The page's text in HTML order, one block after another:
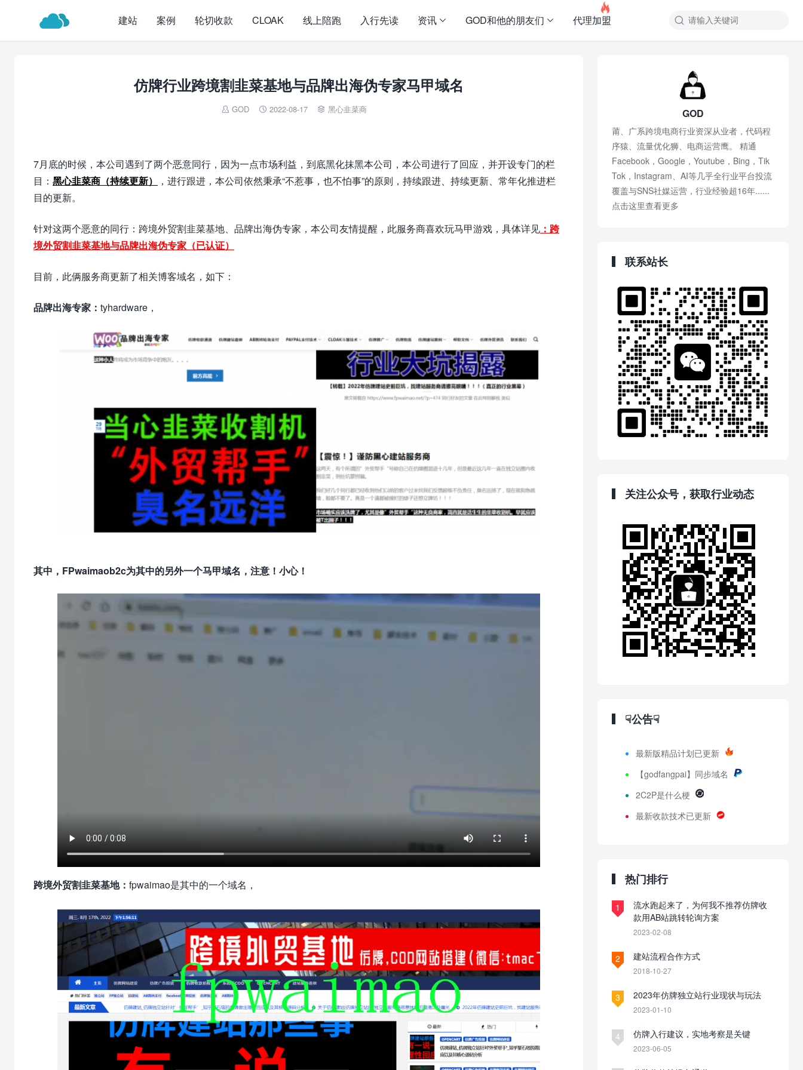

建站 案例 轮切收款 CLOAK 线上陪跑 入行先读 资讯 GOD和他的朋友们 代理加盟

仿牌行业跨境割韭菜基地与品牌出海伪专家马甲域名
 GOD  2022-08-17  黑心韭菜商
7月底的时候，本公司遇到了两个恶意同行，因为一点市场利益，到底黑化抹黑本公司，本公司进行了回应，并开设专门的栏
目： 黑心韭菜商（持续更新）
，进行跟进，本公司依然秉承“不惹事，也不怕事”的原则，持续跟进、持续更新、常年化推进栏
目的更新。
针对这两个恶意的同行：跨境外贸割韭菜基地、品牌出海伪专家，本公司友情提醒，此服务商喜欢玩马甲游戏，具体详见 ：跨
境外贸割韭菜基地与品牌出海伪专家（已认证）
目前，此俩服务商更新了相关博客域名，如下：
品牌出海专家： tyhardware，
其中，FPwaimaob2c为其中的另外一个马甲域名，注意！小心！
跨境外贸割韭菜基地： fpwaimao是其中的一个域名，
GOD
莆、广系跨境电商行业资深从业者，代码程
序猿、流量优化狮、电商运营鹰。 精通
Facebook，Google，Youtube，Bing，Tik
Tok，Instagram、AI等几乎全行业平台投流
覆盖与SNS社媒运营，行业经验超16年......
点击这里查看更多
联系站长
关注公众号，获取行业动态
☟公告☟
最新版精品计划已更新
【godfangpai】同步域名
2C2P是什么梗
最新收款技术已更新
热门排行
1
流水跑起来了，为何我不推荐仿牌收
款用AB站跳转轮询方案
2023-02-08
2 建站流程合作方式
2018-10-27
3 2023年仿牌独立站行业现状与玩法
2023-01-10
4 仿牌入行建议，实地考察是关键
2023-06-05